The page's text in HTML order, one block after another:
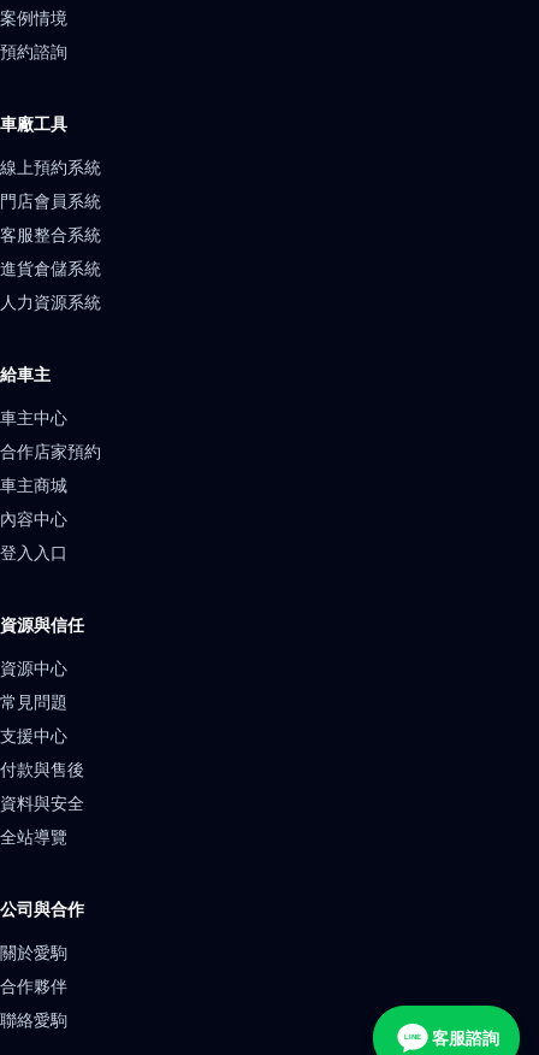
案例情境
預約諮詢
車廠工具
線上預約系統
門店會員系統
客服整合系統
進貨倉儲系統
人力資源系統
給車主
車主中心
合作店家預約
車主商城
內容中心
登入入口
資源與信任
資源中心
常見問題
支援中心
付款與售後
資料與安全
全站導覽
公司與合作
關於愛駒
合作夥伴
聯絡愛駒
LINE 客服諮詢